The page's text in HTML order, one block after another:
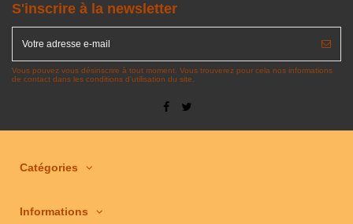
S'inscrire à la newsletter
Vous pouvez vous désinscrire à tout moment. Vous trouverez pour cela nos informations
de contact dans les conditions d'utilisation du site.
Catégories
Informations